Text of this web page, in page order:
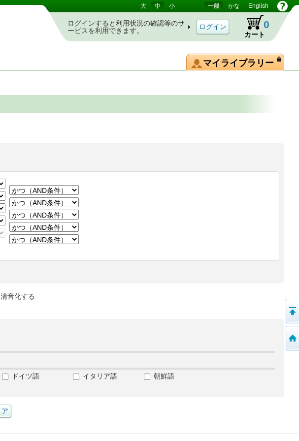
大 中 小 一般 かな English
ログインすると利用状況の確認等のサ
ービスを利用できます。
カート
0
マイライブラリー
清音化する
ドイツ語 イタリア語
朝鮮語